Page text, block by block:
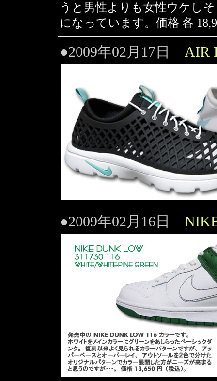
うと男性よりも女性ウケし
になっています。価格 各
●2009年02月17日 AIR
●2009年02月16日